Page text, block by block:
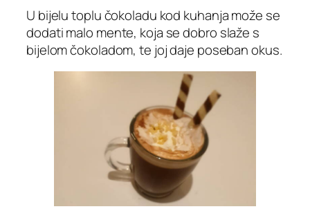
U bijelu toplu čokoladu kod kuhanja može se
dodati malo mente, koja se dobro slaže s
bijelom čokoladom, te joj daje poseban okus.